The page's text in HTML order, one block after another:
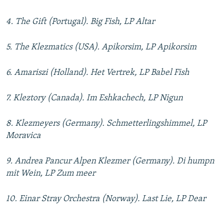
4. The Gift (Portugal). Big Fish, LP Altar
5. The Klezmatics (USA). Apikorsim, LP Apikorsim
6. Amariszi (Holland). Het Vertrek, LP Babel Fish
7. Kleztory (Canada). Im Eshkachech, LP Nigun
8. Klezmeyers (Germany). Schmetterlingshimmel, LP
Moravica
9. Andrea Pancur Alpen Klezmer (Germany). Di humpn
mit Wein, LP Zum meer
10. Einar Stray Orchestra (Norway). Last Lie, LP Dear